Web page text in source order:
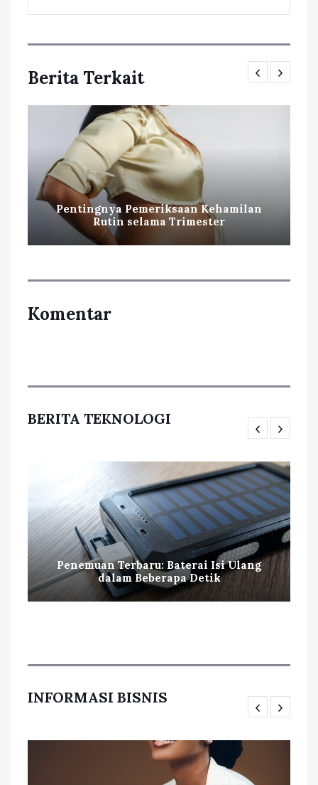
Berita Terkait
Pentingnya Pemeriksaan Kehamilan
Rutin selama Trimester
Komentar
BERITA TEKNOLOGI
Penemuan Terbaru: Baterai Isi Ulang
dalam Beberapa Detik
INFORMASI BISNIS